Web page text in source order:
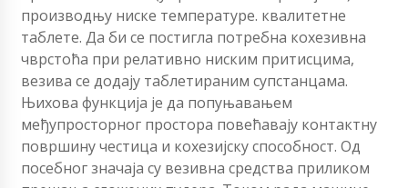
производњу ниске температуре. квалитетне
таблете. Да би се постигла потребна кохезивна
чврстоћа при релативно ниским притисцима,
везива се додају таблетираним супстанцама.
Њихова функција је да попуњавањем
међупросторног простора повећавају контактну
површину честица и кохезијску способност. Од
посебног значаја су везивна средства приликом